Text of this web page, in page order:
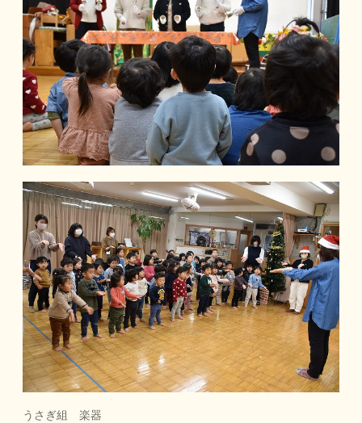
うさぎ組 楽器